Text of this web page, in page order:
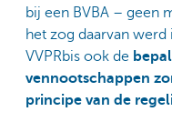
bij een BVBA – geen
het zog daarvan
VVPRbis ook de
vennootschappen
principe van de